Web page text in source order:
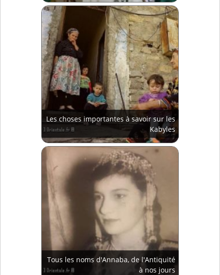
Les choses importantes à savoir sur les
Kabyles
Tous les noms d'Annaba, de l'Antiquité
à nos jours